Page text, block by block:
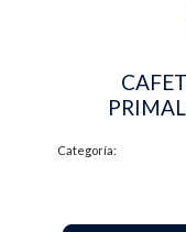
Categoría: